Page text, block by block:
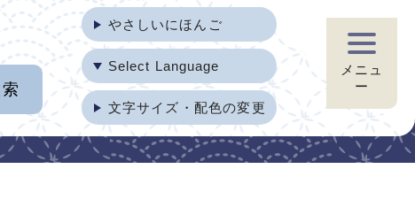
やさしいにほんご
Select Language
文字サイズ・配色の変更
メニュ
ー